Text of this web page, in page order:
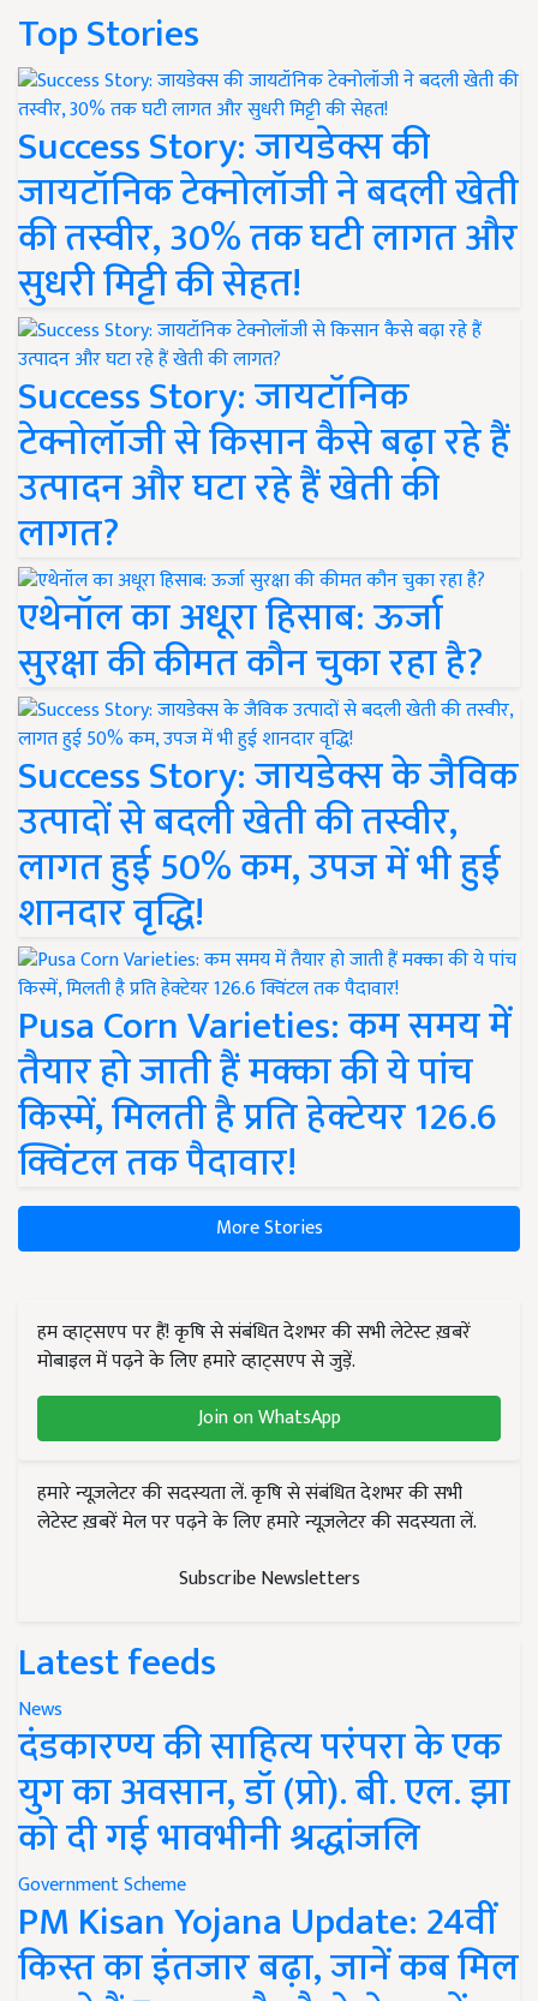
Top Stories
Success Story: जायडेक्स की
जायटॉनिक टेक्नोलॉजी ने बदली खेती
की तस्वीर, 30% तक घटी लागत और
सुधरी मिट्टी की सेहत!
Success Story: जायटॉनिक
टेक्नोलॉजी से किसान कैसे बढ़ा रहे हैं
उत्पादन और घटा रहे हैं खेती की
लागत?
एथेनॉल का अधूरा हिसाब: ऊर्जा
सुरक्षा की कीमत कौन चुका रहा है?
Success Story: जायडेक्स के जैविक
उत्पादों से बदली खेती की तस्वीर,
लागत हुई 50% कम, उपज में भी हुई
शानदार वृद्धि!
Pusa Corn Varieties: कम समय में
तैयार हो जाती हैं मक्का की ये पांच
किस्में, मिलती है प्रति हेक्टेयर 126.6
क्विंटल तक पैदावार!
More Stories
हम व्हाट्सएप पर हैं! कृषि से संबंधित देशभर की सभी लेटेस्ट ख़बरें
मोबाइल में पढ़ने के लिए हमारे व्हाट्सएप से जुड़ें.
Join on WhatsApp
हमारे न्यूज़लेटर की सदस्यता लें. कृषि से संबंधित देशभर की सभी
लेटेस्ट ख़बरें मेल पर पढ़ने के लिए हमारे न्यूज़लेटर की सदस्यता लें.
Subscribe Newsletters
Latest feeds
News
दंडकारण्य की साहित्य परंपरा के एक
युग का अवसान, डॉ (प्रो). बी. एल. झा
को दी गई भावभीनी श्रद्धांजलि
Government Scheme
PM Kisan Yojana Update: 24वीं
किस्त का इंतजार बढ़ा, जानें कब मिल